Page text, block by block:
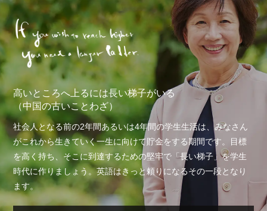
高いところへ上るには長い梯子がいる
（中国の古いことわざ）
社会人となる前の2年間あるいは4年間の学生生活は、みなさん
がこれから生きていく一生に向けて貯金をする期間です。目標
を高く持ち、そこに到達するための堅牢で「長い梯子」を学生
時代に作りましょう。英語はきっと頼りになるその一段となり
ます。